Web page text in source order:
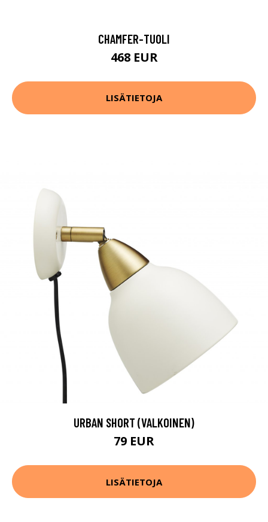
CHAMFER-TUOLI
468 EUR
LISÄTIETOJA
URBAN SHORT (VALKOINEN)
79 EUR
LISÄTIETOJA